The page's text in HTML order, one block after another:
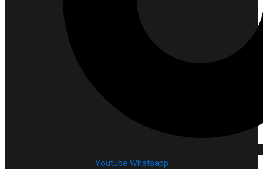
Youtube Whatsapp